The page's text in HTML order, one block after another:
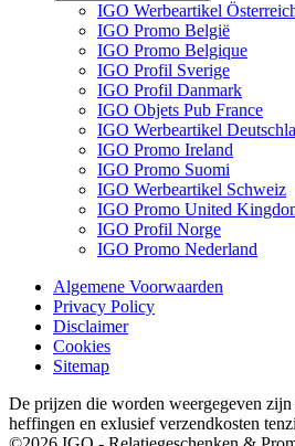
IGO Werbeartikel
IGO Promo België
IGO Promo Belgique
IGO Profil Sverige
IGO Profil Danmark
IGO Objets Pub France
IGO Werbeartikel
IGO Promo Ireland
IGO Promo Suomi
IGO Werbeartikel Schweiz
IGO Promo United
IGO Profil Norge
IGO Promo Nederland
Algemene Voorwaarden
Privacy Policy
Disclaimer
Cookies
Sitemap
De prijzen die worden weergegeven
heffingen en exlusief verzendkosten